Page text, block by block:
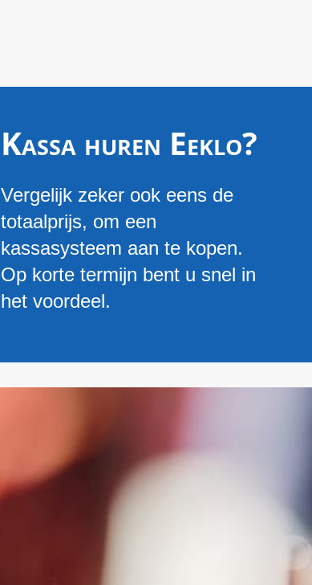
Kassa huren Eeklo?
Vergelijk zeker ook eens de
totaalprijs, om een
kassasysteem aan te kopen.
Op korte termijn bent u snel in
het voordeel.